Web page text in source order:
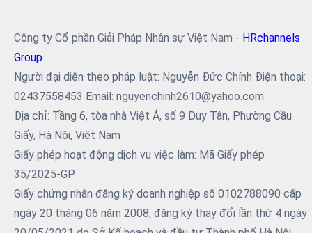
Công ty Cổ phần Giải Pháp Nhân sự Việt Nam - HRchannels
Group
Người đại diện theo pháp luật: Nguyễn Đức Chính Điện thoại:
02437558453 Email: nguyenchinh2610@yahoo.com
Địa chỉ: Tầng 6, tòa nhà Việt Á, số 9 Duy Tân, Phường Cầu
Giấy, Hà Nội, Việt Nam
Giấy phép hoạt động dịch vụ việc làm: Mã Giấy phép
35/2025-GP
Giấy chứng nhận đăng ký doanh nghiệp số 0102788090 cấp
ngày 20 tháng 06 năm 2008, đăng ký thay đổi lần thứ 4 ngày